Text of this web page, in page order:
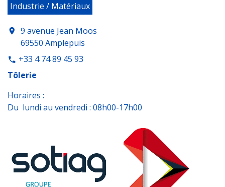
Industrie / Matériaux
location_on
9 avenue Jean Moos
69550 Amplepuis
phone +33 4 74 89 45 93
Tôlerie
Horaires :
Du lundi au vendredi : 08h00-17h00